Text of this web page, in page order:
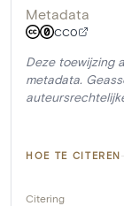
Metadata
CC0
Deze toewijzing
metadata.
HOE TE CITEREN
Citering